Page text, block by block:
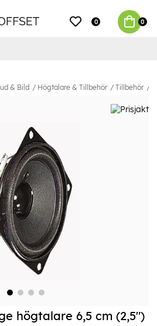
0 0
& Bild Högtalare & Tillbehör Tillbehör
högtalare 6,5 cm (2,5")